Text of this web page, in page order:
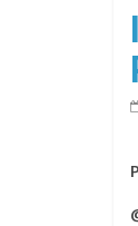
sitio